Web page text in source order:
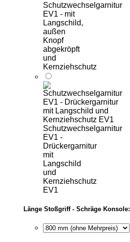
Schutzwechselgarnitur
EV1 - mit
Langschild,
außen
Knopf
abgekröpft
und
Kernziehschutz
Schutzwechselgarnitur
EV1 -
Drückergarnitur
mit
Langschild
und
Kernziehschutz
EV1
Länge Stoßgriff - Schräge Konsole: